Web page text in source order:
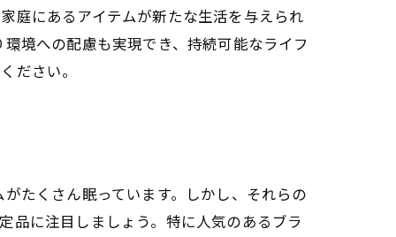
庭にあるアイテムが新たな生活を与えられ
境への配慮も実現でき、持続可能なライフ
ださい。
たくさん眠っています。しかし、それらの
品に注目しましょう。特に人気のあるブラ